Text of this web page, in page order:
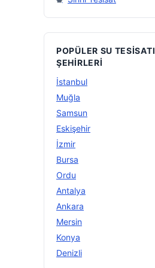
POPÜLER SU TESISATI
ŞEHIRLERI
İstanbul
Muğla
Samsun
Eskişehir
İzmir
Bursa
Ordu
Antalya
Ankara
Mersin
Konya
Denizli